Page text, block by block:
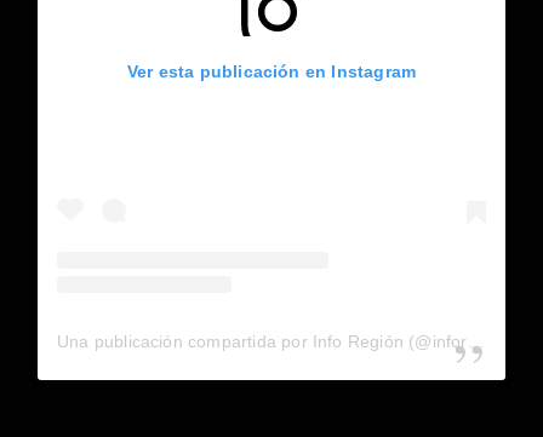
Ver esta publicación en Instagram
Una publicación compartida por Info Región (@inforegion_redes)